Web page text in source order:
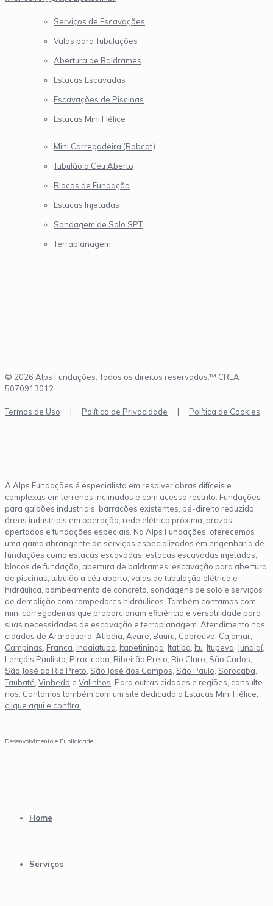
Serviços de Escavações
Valas para Tubulações
Abertura de Baldrames
Estacas Escavadas
Escavações de Piscinas
Estacas Mini Hélice
Mini Carregadeira (Bobcat)
Tubulão a Céu Aberto
Blocos de Fundação
Estacas Injetadas
Sondagem de Solo SPT
Terraplanagem
© 2026 Alps Fundações. Todos os direitos reservados.™ CREA
5070913012
Termos de Uso | Política de Privacidade | Política de Cookies
A Alps Fundações é especialista em resolver obras difíceis e
complexas em terrenos inclinados e com acesso restrito. Fundações
para galpões industriais, barracões existentes, pé-direito reduzido,
áreas industriais em operação, rede elétrica próxima, prazos
apertados e fundações especiais. Na Alps Fundações, oferecemos
uma gama abrangente de serviços especializados em engenharia de
fundações como estacas escavadas, estacas escavadas injetadas,
blocos de fundação, abertura de baldrames, escavação para abertura
de piscinas, tubulão a céu aberto, valas de tubulação elétrica e
hidráulica, bombeamento de concreto, sondagens de solo e serviços
de demolição com rompedores hidráulicos. Também contamos com
mini carregadeiras que proporcionam eficiência e versatilidade para
suas necessidades de escavação e terraplanagem. Atendimento nas
cidades de Araraquara, Atibaia, Avaré, Bauru, Cabreúva, Cajamar,
Campinas, Franca, Indaiatuba, Itapetininga, Itatiba, Itu, Itupeva, Jundiaí,
Lençóis Paulista, Piracicaba, Ribeirão Preto, Rio Claro, São Carlos,
São José do Rio Preto, São José dos Campos, São Paulo, Sorocaba,
Taubaté, Vinhedo e Valinhos. Para outras cidades e regiões, consulte-
nos. Contamos também com um site dedicado a Estacas Mini Hélice,
clique aqui e confira.
Desenvolvimento e Publicidade
Home
Serviços